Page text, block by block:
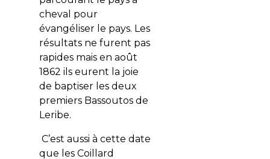
cheval pour
évangéliser le pays. Les
résultats ne furent pas
rapides mais en août
1862 ils eurent la joie
de baptiser les deux
premiers Bassoutos de
Leribe.
C’est aussi à cette date
que les Coillard